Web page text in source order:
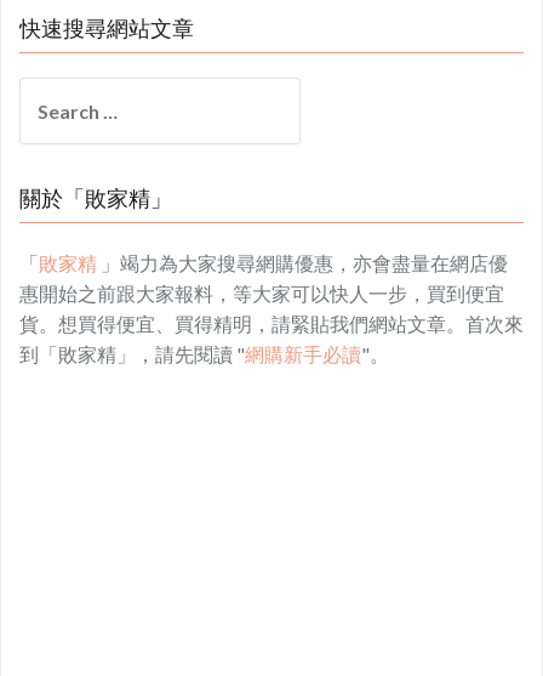
快速搜尋網站文章
for:
關於「敗家精」
「敗家精 」竭力為大家搜尋網購優惠，亦會盡量在網店優
惠開始之前跟大家報料，等大家可以快人一步，買到便宜
貨。想買得便宜、買得精明，請緊貼我們網站文章。首次來
到「敗家精」，請先閱讀 "網購新手必讀"。